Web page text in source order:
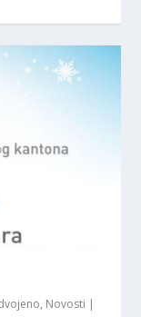
, Novosti |